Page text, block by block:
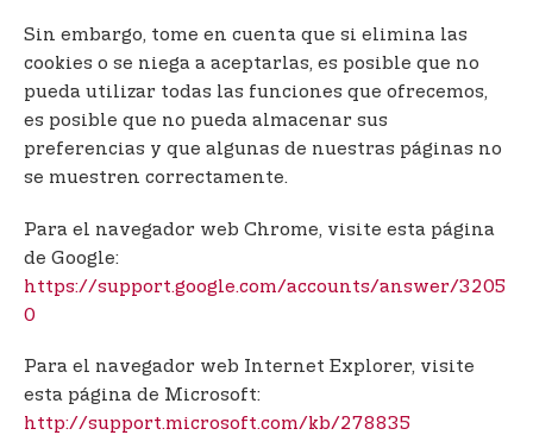
Sin embargo, tome en cuenta que si elimina las
cookies o se niega a aceptarlas, es posible que no
pueda utilizar todas las funciones que ofrecemos,
es posible que no pueda almacenar sus
preferencias y que algunas de nuestras páginas no
se muestren correctamente.
Para el navegador web Chrome, visite esta página
de Google:
https://support.google.com/accounts/answer/3205
0
Para el navegador web Internet Explorer, visite
esta página de Microsoft:
http://support.microsoft.com/kb/278835